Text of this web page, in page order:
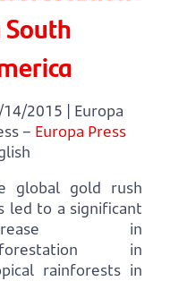
2015 | Europa
– Europa Press
global gold rush
led to a significant
in
in
rainforests in